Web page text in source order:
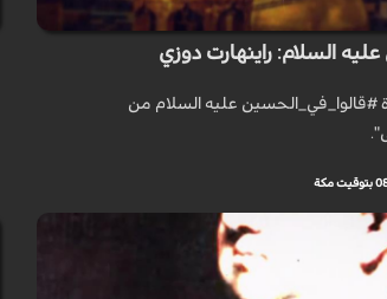
السلام: راينهارت دوزي
#قالوا_في_الحسين عليه السلام من